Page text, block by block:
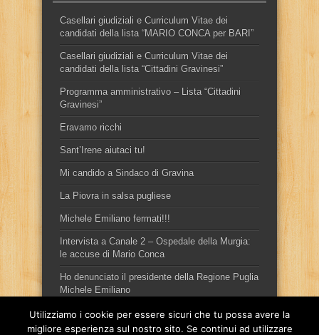
Casellari giudiziali e Curriculum Vitae dei
candidati della lista “MARIO CONCA per BARI”
Casellari giudiziali e Curriculum Vitae dei
candidati della lista “Cittadini Gravinesi”
Programma amministrativo – Lista “Cittadini
Gravinesi”
Eravamo ricchi
Sant’Irene aiutaci tu!
Mi candido a Sindaco di Gravina
La Piovra in salsa pugliese
Michele Emiliano fermati!!!
Intervista a Canale 2 – Ospedale della Murgia:
le accuse di Mario Conca
Ho denunciato il presidente della Regione Puglia
Michele Emiliano
Utilizziamo i cookie per essere sicuri che tu possa avere la
migliore esperienza sul nostro sito. Se continui ad utilizzare